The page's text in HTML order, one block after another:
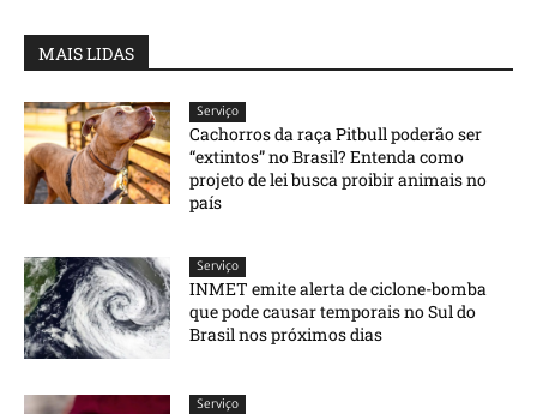
MAIS LIDAS
Serviço
Cachorros da raça Pitbull poderão ser
“extintos” no Brasil? Entenda como
projeto de lei busca proibir animais no
país
Serviço
INMET emite alerta de ciclone-bomba
que pode causar temporais no Sul do
Brasil nos próximos dias
Serviço